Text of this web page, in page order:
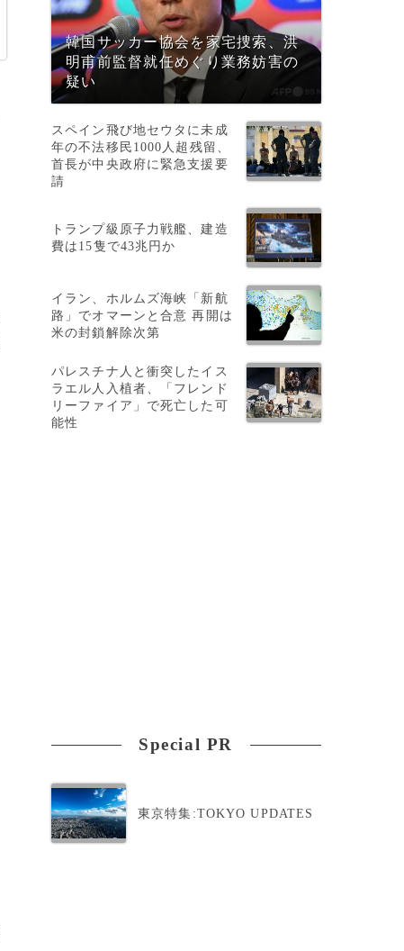
韓国サッカー協会を家宅捜索、洪
明甫前監督就任めぐり業務妨害の
疑い
スペイン飛び地セウタに未成
年の不法移民1000人超残留、
首長が中央政府に緊急支援要
請
トランプ級原子力戦艦、建造
費は15隻で43兆円か
イラン、ホルムズ海峡「新航
路」でオマーンと合意 再開は
米の封鎖解除次第
パレスチナ人と衝突したイス
ラエル人入植者、「フレンド
リーファイア」で死亡した可
能性
Special PR
東京特集:TOKYO UPDATES